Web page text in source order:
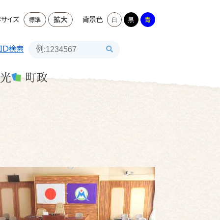
イズ 標準 拡大 背景色 白 黒 青
検索
町政